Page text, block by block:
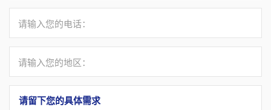
请输入您的电话：
请输入您的地区：
请留下您的具体需求